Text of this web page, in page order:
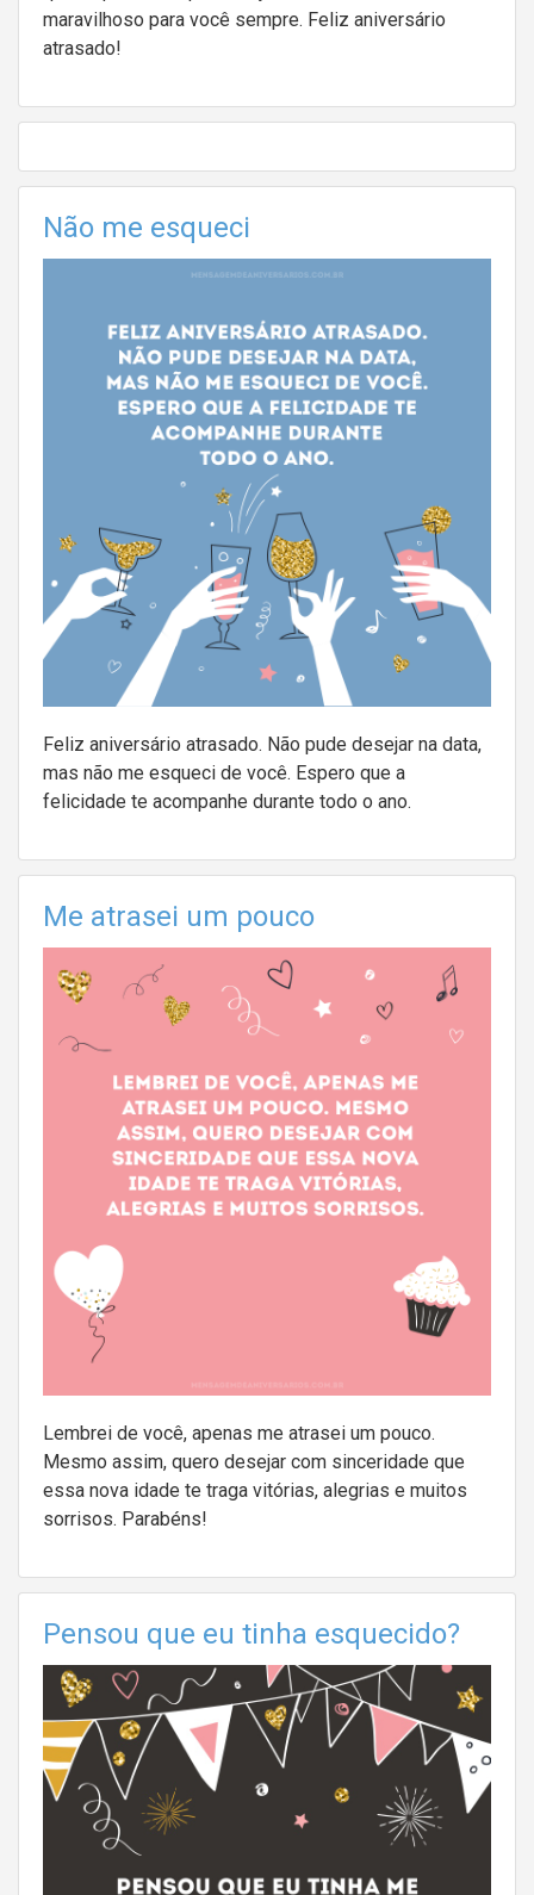
maravilhoso para você sempre. Feliz aniversário
atrasado!
Não me esqueci
Feliz aniversário atrasado. Não pude desejar na data,
mas não me esqueci de você. Espero que a
felicidade te acompanhe durante todo o ano.
Me atrasei um pouco
Lembrei de você, apenas me atrasei um pouco.
Mesmo assim, quero desejar com sinceridade que
essa nova idade te traga vitórias, alegrias e muitos
sorrisos. Parabéns!
Pensou que eu tinha esquecido?